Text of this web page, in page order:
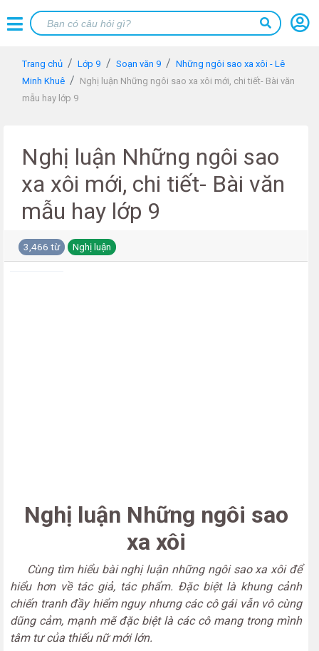
Trang chủ Lớp 9 Soạn văn 9
Những ngôi sao xa xôi - Lê
Minh Khuê
Nghị luận Những ngôi sao xa xôi mới, chi tiết- Bài văn
mẫu hay lớp 9
Nghị luận Những ngôi sao
xa xôi mới, chi tiết- Bài văn
mẫu hay lớp 9
3,466 từ Nghị luận
Nghị luận Những ngôi sao
xa xôi
Cùng tìm hiểu bài nghị luận những ngôi sao xa xôi để
hiểu hơn về tác giả, tác phẩm. Đặc biệt là khung cảnh
chiến tranh đầy hiểm nguy nhưng các cô gái vẫn vô cùng
dũng cảm, mạnh mẽ đặc biệt là các cô mang trong mình
tâm tư của thiếu nữ mới lớn.